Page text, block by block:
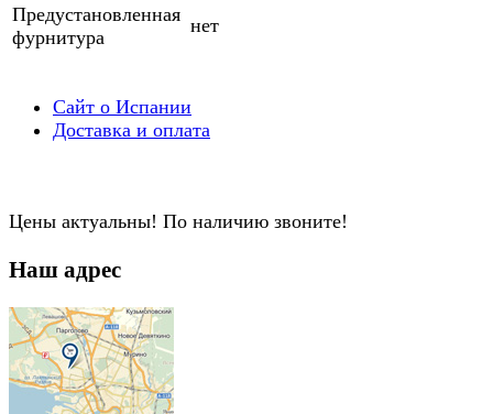
Предустановленная
фурнитура
нет
Сайт о Испании
Доставка и оплата
Цены актуальны! По наличию звоните!
Наш адрес